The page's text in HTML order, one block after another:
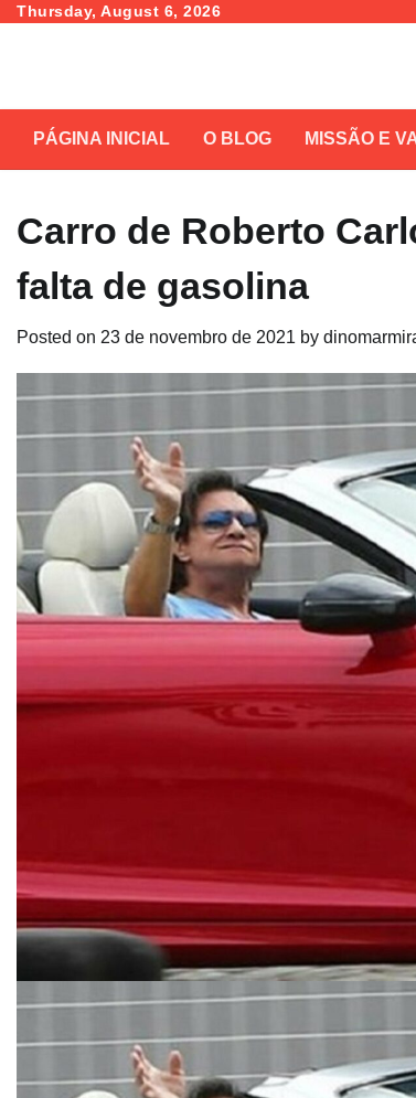
SkipThursday, August 6, 2026
PÁGINA INICIAL O BLOG MISSÃO E
Carro de Roberto
falta de gasolina
Posted on 23 de novembro de 2021 by